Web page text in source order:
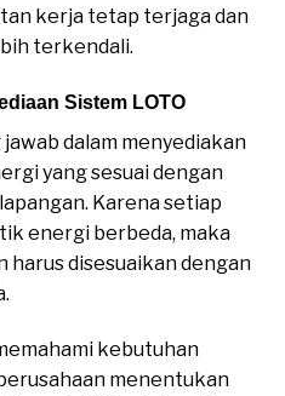
kerja tetap terjaga dan
terkendali.
Sistem LOTO
dalam menyediakan
yang sesuai dengan
Karena setiap
energi berbeda, maka
harus disesuaikan dengan
kebutuhan
menentukan